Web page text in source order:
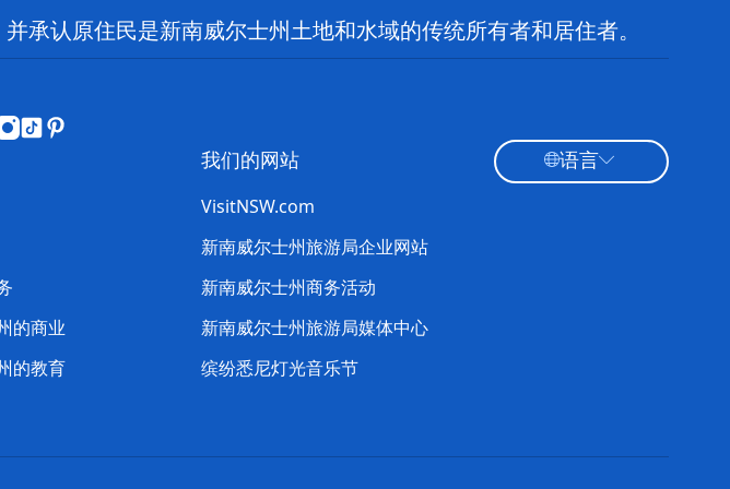
承认原住民是新南威尔士州土地和水域的传统所有者和居住者。
Instagram
抖 Pinterest
的商业
的教育
我们的网站
VisitNSW.com
新南威尔士州旅游局企业网站
新南威尔士州商务活动
新南威尔士州旅游局媒体中心
缤纷悉尼灯光音乐节
语言